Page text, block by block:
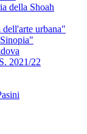
della Shoah
urbana"
2021/22